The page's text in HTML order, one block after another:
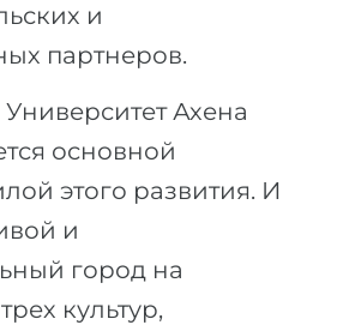
и
партнеров.
Ахена
основной
этого развития. И
и
город на
культур,